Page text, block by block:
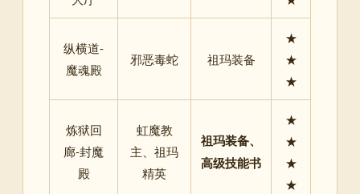
纵横道-
魔魂殿
邪恶毒蛇 祖玛装备
★
★
★
炼狱回
廊-封魔
殿
虹魔教
主、祖玛
精英
祖玛装备、
高级技能书
★
★
★
★